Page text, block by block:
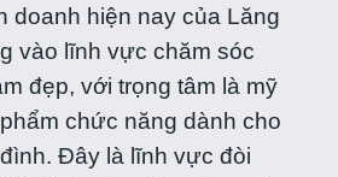
doanh hiện nay của Lăng
vào lĩnh vực chăm sóc
đẹp, với trọng tâm là mỹ
chức năng dành cho
Đây là lĩnh vực đòi